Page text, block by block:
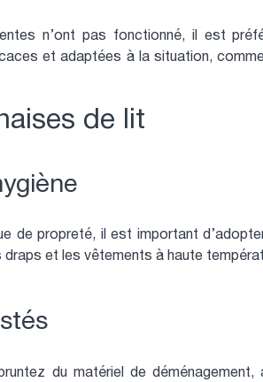
n’ont pas fonctionné, il est
et adaptées à la situation,
de lit
de propreté, il est important
et les vêtements à haute
du matériel de